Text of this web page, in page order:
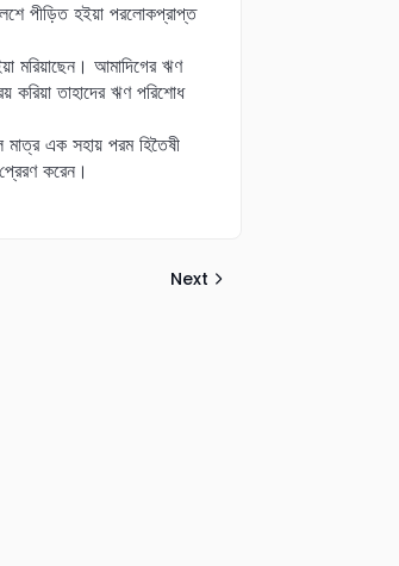
পীড়িত হইয়া পরলোকপ্রাপ্ত
মরিয়াছেন। আমাদিগের ঋণ
করিয়া তাহাদের ঋণ পরিশোধ
মাত্র এক সহায় পরম হিতৈষী
করেন।
Next